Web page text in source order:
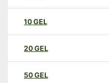
10GEL
20GEL
50GEL